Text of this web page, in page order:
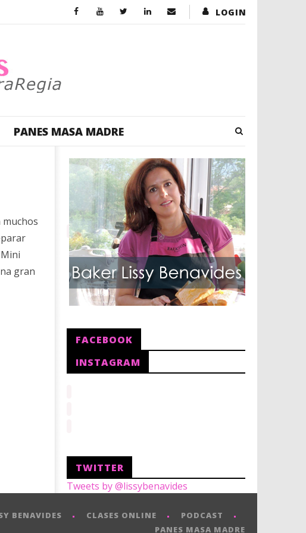
LOGIN
PANES MASA MADRE
gran
FACEBOOK
INSTAGRAM
TWITTER
Tweets by @lissybenavides
BENAVIDES CLASES ONLINE
PODCAST
PANES MASA MADRE